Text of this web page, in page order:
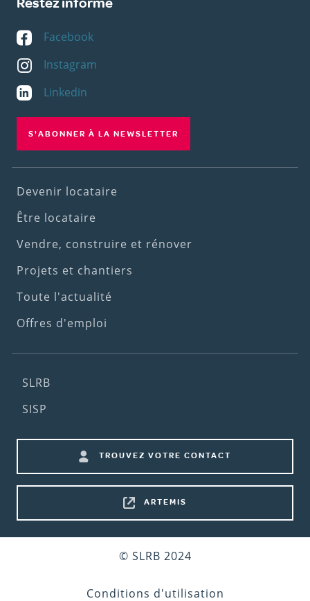
Facebook
Instagram
Linkedin
S'ABONNER À LA NEWSLETTER
Footer
(1st
menu)
Devenir locataire
Être locataire
Vendre, construire et rénover
Projets et chantiers
Toute l'actualité
Offres d'emploi
Footer
(2nd
SLRB
SISP
Footer
shortcuts
TROUVEZ VOTRE CONTACT
ARTEMIS
© SLRB 2024
Conditions d'utilisation